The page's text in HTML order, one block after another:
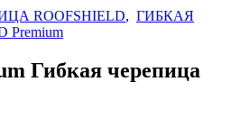
ROOFSHIELD, ГИБКАЯ
Premium
Гибкая черепица